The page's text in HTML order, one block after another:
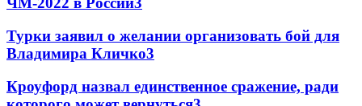
Турки заявил о желании организовать бой для
Владимира Кличко3
Кроуфорд назвал единственное сражение, ради